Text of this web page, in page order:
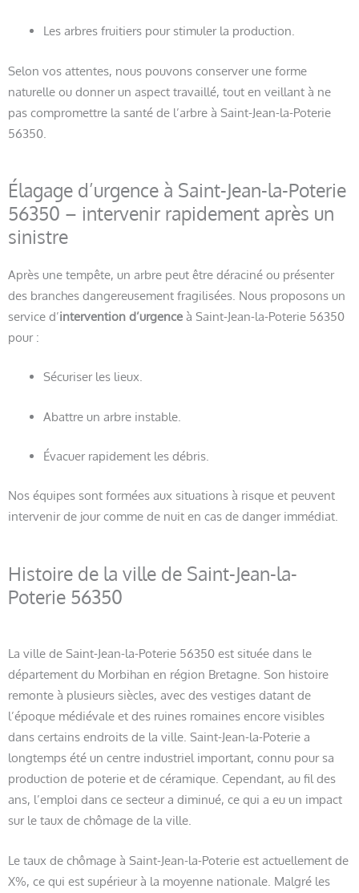
Les arbres fruitiers pour stimuler la production.
Selon vos attentes, nous pouvons conserver une forme
naturelle ou donner un aspect travaillé, tout en veillant à ne
pas compromettre la santé de l’arbre à Saint-Jean-la-Poterie
56350.
Élagage d’urgence à Saint-Jean-la-Poterie
56350 – intervenir rapidement après un
sinistre
Après une tempête, un arbre peut être déraciné ou présenter
des branches dangereusement fragilisées. Nous proposons un
service d’intervention d’urgence à Saint-Jean-la-Poterie 56350
pour :
Sécuriser les lieux.
Abattre un arbre instable.
Évacuer rapidement les débris.
Nos équipes sont formées aux situations à risque et peuvent
intervenir de jour comme de nuit en cas de danger immédiat.
Histoire de la ville de Saint-Jean-la-
Poterie 56350
La ville de Saint-Jean-la-Poterie 56350 est située dans le
département du Morbihan en région Bretagne. Son histoire
remonte à plusieurs siècles, avec des vestiges datant de
l’époque médiévale et des ruines romaines encore visibles
dans certains endroits de la ville. Saint-Jean-la-Poterie a
longtemps été un centre industriel important, connu pour sa
production de poterie et de céramique. Cependant, au fil des
ans, l’emploi dans ce secteur a diminué, ce qui a eu un impact
sur le taux de chômage de la ville.
Le taux de chômage à Saint-Jean-la-Poterie est actuellement de
X%, ce qui est supérieur à la moyenne nationale. Malgré les